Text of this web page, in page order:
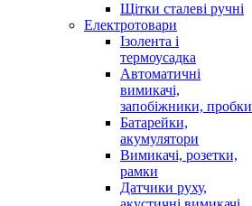
Щітки сталеві ручні
Електротовари
Ізолента і
термоусадка
Автоматичні
вимикачі,
запобіжники, пробки
Батарейки,
акумулятори
Вимикачі, розетки,
рамки
Датчики руху,